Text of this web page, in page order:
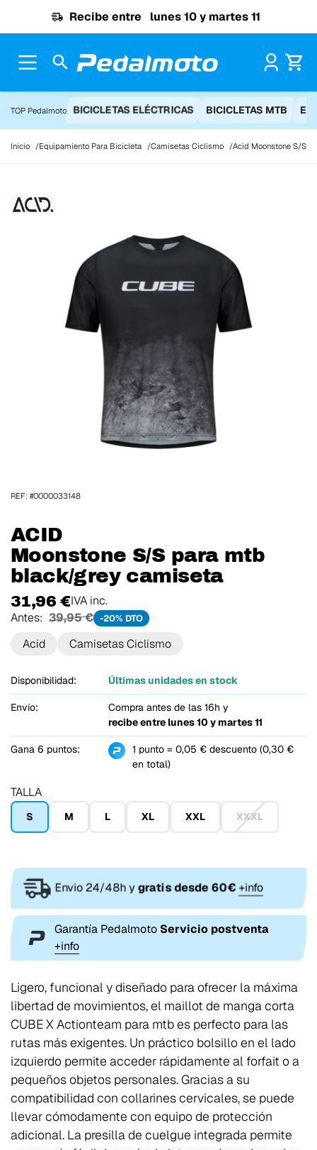
Recibe entre lunes 10 y martes 11
TOP Pedalmoto BICICLETAS ELÉCTRICAS BICICLETAS MTB
Inicio Equipamiento Para Bicicleta Camisetas Ciclismo Acid Moonstone S/S
ACID
Moonstone S/S para mtb
black/grey camiseta
31,96 €IVA inc.
Antes: 39,95 € -20% DTO
Acid Camisetas Ciclismo
Disponibilidad: Últimas unidades en stock
Envío:
Compra antes de las 16h y
recibe entre lunes 10 y martes 11
Gana 6 puntos:
1 punto = 0,05 € descuento (0,30 €
en total)
TALLA
S M L XL XXL XXXL
REF: #0000033148
Envio 24/48h ygratis desde 60€+info
Garantía Pedalmoto Servicio postventa
+info
Ligero, funcional y diseñado para ofrecer la máxima
libertad de movimientos, el maillot de manga corta
CUBE X Actionteam para mtb es perfecto para las
rutas más exigentes. Un práctico bolsillo en el lado
izquierdo permite acceder rápidamente al forfait o a
pequeños objetos personales. Gracias a su
compatibilidad con collarines cervicales, se puede
llevar cómodamente con equipo de protección
adicional. La presilla de cuelgue integrada permite